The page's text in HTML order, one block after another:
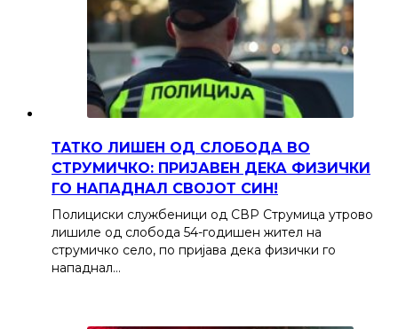
ТАТКО ЛИШЕН ОД СЛОБОДА ВО
СТРУМИЧКО: ПРИЈАВЕН ДЕКА ФИЗИЧКИ
ГО НАПАДНАЛ СВОЈОТ СИН!
Полициски службеници од СВР Струмица утрово
лишиле од слобода 54-годишен жител на
струмичко село, по пријава дека физички го
нападнал…